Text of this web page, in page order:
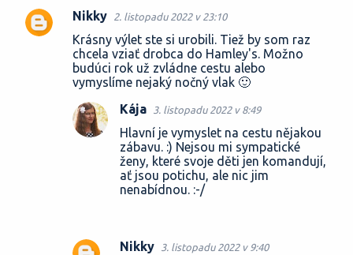
K
Nikky 2. listopadu 2022 v 23:10
Krásny výlet ste si urobili. Tiež by som raz
chcela vziať drobca do Hamley's. Možno
budúci rok už zvládne cestu alebo
vymyslíme nejaký nočný vlak 🙂
Kája 3. listopadu 2022 v 8:49
Hlavní je vymyslet na cestu nějakou
zábavu. :) Nejsou mi sympatické
ženy, které svoje děti jen komandují,
ať jsou potichu, ale nic jim
nenabídnou. :-/
Nikky 3. listopadu 2022 v 9:40